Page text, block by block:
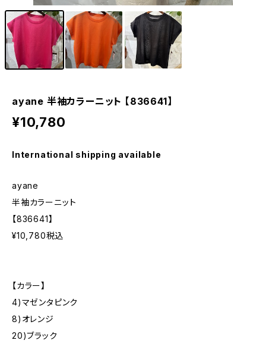
ayane 半袖カラーニット 【836641】
¥10,780
International shipping available
ayane
半袖カラーニット
【836641】
¥10,780税込
【カラー】
4)マゼンタピンク
8)オレンジ
20)ブラック